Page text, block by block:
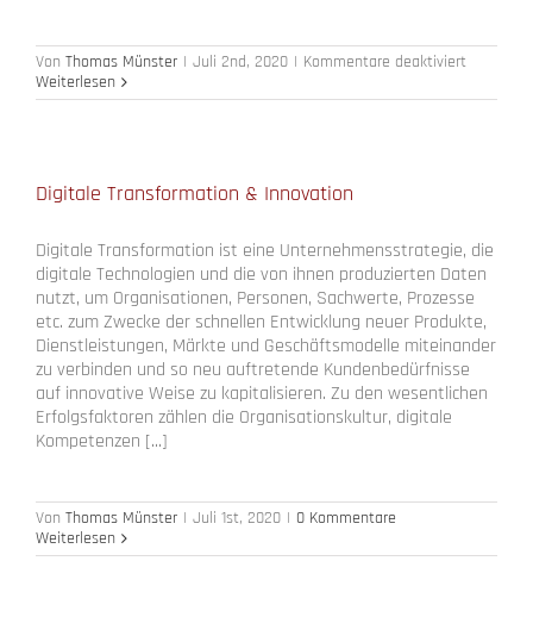
Von Thomas Münster | Juli 2nd, 2020 | Kommentare deaktiviertfür
Weiterlesen
Digitale Transformation & Innovation
Digitale Transformation ist eine Unternehmensstrategie, die
digitale Technologien und die von ihnen produzierten Daten
nutzt, um Organisationen, Personen, Sachwerte, Prozesse
etc. zum Zwecke der schnellen Entwicklung neuer Produkte,
Dienstleistungen, Märkte und Geschäftsmodelle miteinander
zu verbinden und so neu auftretende Kundenbedürfnisse
auf innovative Weise zu kapitalisieren. Zu den wesentlichen
Erfolgsfaktoren zählen die Organisationskultur, digitale
Kompetenzen [...]
Von Thomas Münster | Juli 1st, 2020 | 0 Kommentare
Weiterlesen